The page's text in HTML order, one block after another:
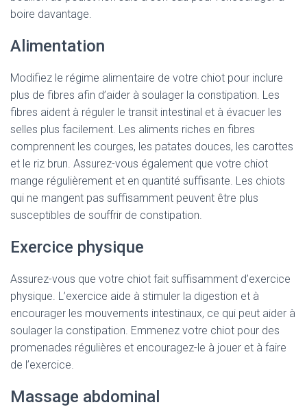
boire davantage.
Alimentation
Modifiez le régime alimentaire de votre chiot pour inclure
plus de fibres afin d’aider à soulager la constipation. Les
fibres aident à réguler le transit intestinal et à évacuer les
selles plus facilement. Les aliments riches en fibres
comprennent les courges, les patates douces, les carottes
et le riz brun. Assurez-vous également que votre chiot
mange régulièrement et en quantité suffisante. Les chiots
qui ne mangent pas suffisamment peuvent être plus
susceptibles de souffrir de constipation.
Exercice physique
Assurez-vous que votre chiot fait suffisamment d’exercice
physique. L’exercice aide à stimuler la digestion et à
encourager les mouvements intestinaux, ce qui peut aider à
soulager la constipation. Emmenez votre chiot pour des
promenades régulières et encouragez-le à jouer et à faire
de l’exercice.
Massage abdominal